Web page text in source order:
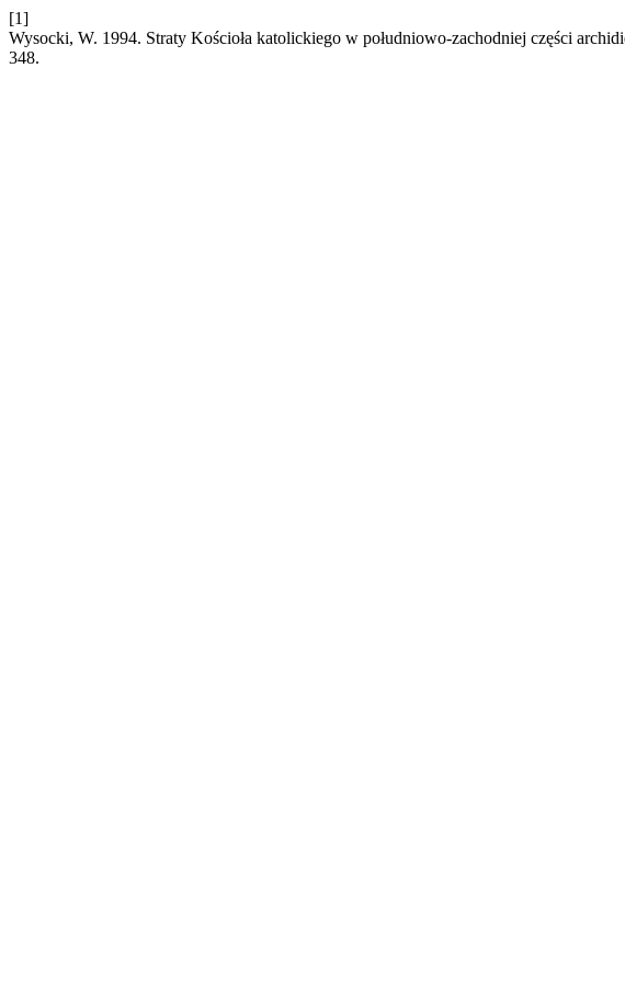
[1]
Wysocki, W. 1994. Straty Kościoła katolickiego w południowo-zachodniej części
348.